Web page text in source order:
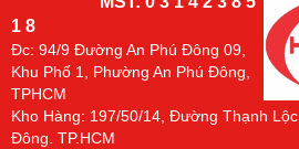
1 8
Đc: 94/9 Đường An Phú Đông 09,
Khu Phố 1, Phường An Phú Đông,
TPHCM
Kho Hàng: 197/50/14, Đường Thạnh
Đông. TP.HCM